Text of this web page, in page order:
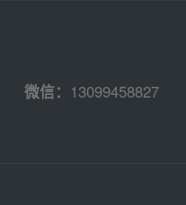
微信： 13099458827